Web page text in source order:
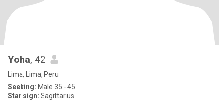
Yoha, 42
Lima, Lima, Peru
Seeking: Male 35 - 45
Star sign: Sagittarius